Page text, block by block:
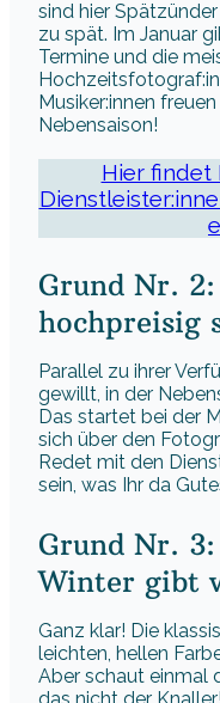
sind hier
zu spät. Im Januar
Termine und die
Musiker:innen
Nebensaison!
Hier findet
Grund Nr.
hochpreisig
Parallel zu ihrer
gewillt, in der
Das startet bei der
sich über den
Redet mit den
sein, was Ihr da
Grund Nr.
Winter gibt
Ganz klar! Die
leichten, hellen
Aber schaut einmal